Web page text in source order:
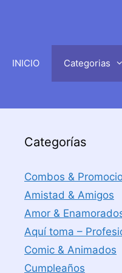
INICIO Categorias
Categorías
Combos &
Amistad & Amigos
Amor &
Aquí toma –
Comic & Animados
Cumpleaños